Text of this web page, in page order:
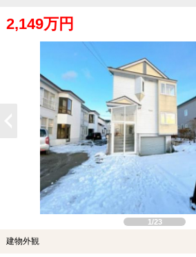
2,149万円
1/23
建物外観